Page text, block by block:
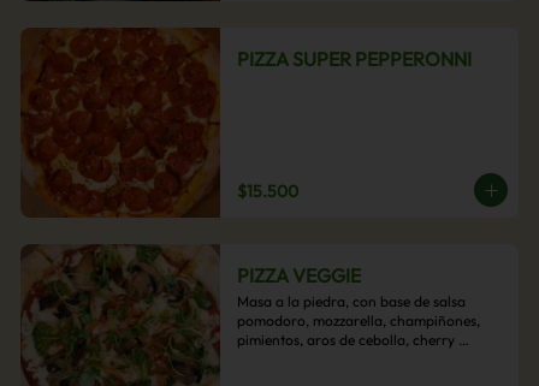
PIZZA SUPER PEPPERONNI
$15.500
PIZZA VEGGIE
Masa a la piedra, con base de salsa
pomodoro, mozzarella, champiñones,
pimientos, aros de cebolla, cherry